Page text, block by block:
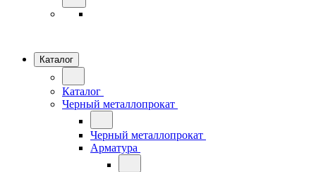
Каталог
Каталог
Черный металлопрокат
Черный металлопрокат
Арматура